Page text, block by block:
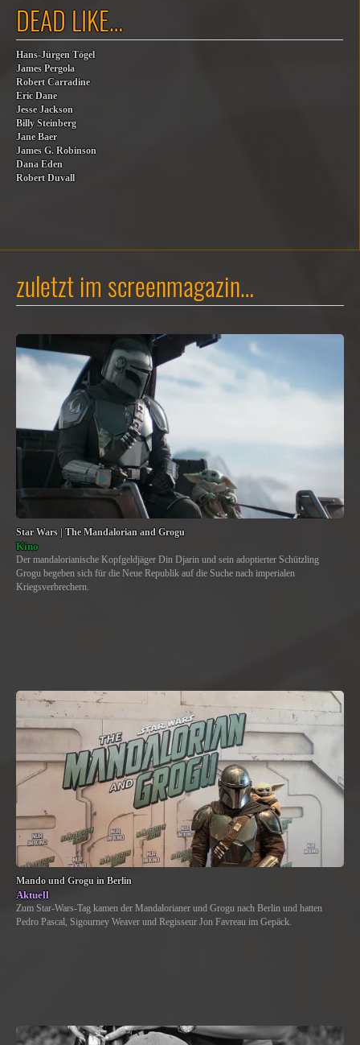
DEAD LIKE…
Hans-Jürgen Tögel
James Pergola
Robert Carradine
Eric Dane
Jesse Jackson
Billy Steinberg
Jane Baer
James G. Robinson
Dana Eden
Robert Duvall
zuletzt im screenmagazin…
Star Wars | The Mandalorian and Grogu
Kino
Der mandalorianische Kopfgeldjäger Din Djarin und sein adoptierter Schützling
Grogu begeben sich für die Neue Republik auf die Suche nach imperialen
Kriegsverbrechern.
Mando und Grogu in Berlin
Aktuell
Zum Star-Wars-Tag kamen der Mandalorianer und Grogu nach Berlin und hatten
Pedro Pascal, Sigourney Weaver und Regisseur Jon Favreau im Gepäck.